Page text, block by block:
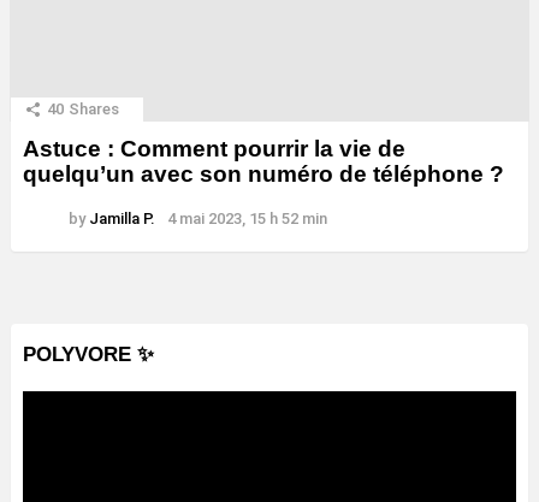
40 Shares
Astuce : Comment pourrir la vie de
quelqu’un avec son numéro de téléphone ?
by Jamilla P. 4 mai 2023, 15 h 52 min
POLYVORE ✨